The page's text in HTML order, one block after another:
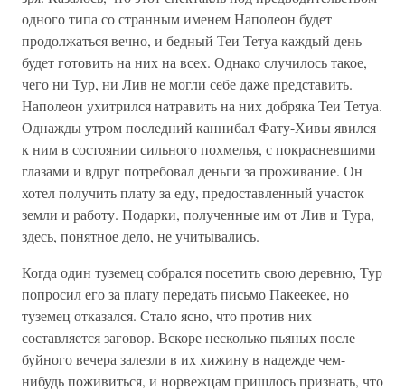
одного типа со странным именем Наполеон будет
продолжаться вечно, и бедный Теи Тетуа каждый день
будет готовить на них на всех. Однако случилось такое,
чего ни Тур, ни Лив не могли себе даже представить.
Наполеон ухитрился натравить на них добряка Теи Тетуа.
Однажды утром последний каннибал Фату-Хивы явился
к ним в состоянии сильного похмелья, с покрасневшими
глазами и вдруг потребовал деньги за проживание. Он
хотел получить плату за еду, предоставленный участок
земли и работу. Подарки, полученные им от Лив и Тура,
здесь, понятное дело, не учитывались.
Когда один туземец собрался посетить свою деревню, Тур
попросил его за плату передать письмо Пакеекее, но
туземец отказался. Стало ясно, что против них
составляется заговор. Вскоре несколько пьяных после
буйного вечера залезли в их хижину в надежде чем-
нибудь поживиться, и норвежцам пришлось признать, что